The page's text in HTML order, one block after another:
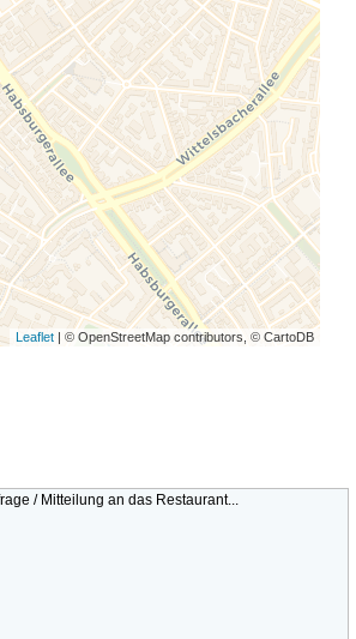
Leaflet | © OpenStreetMap contributors, © CartoDB